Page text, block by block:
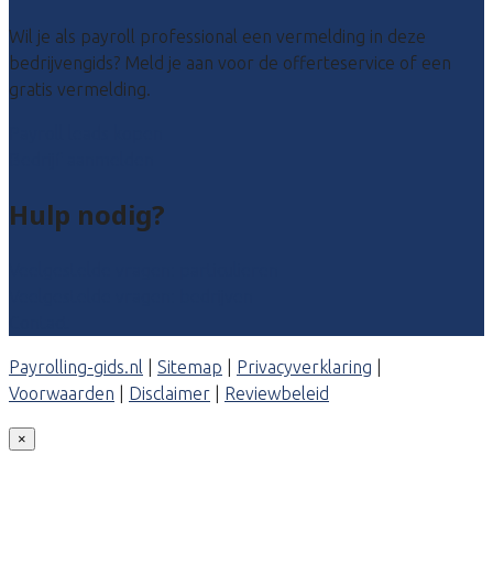
Wil je als payroll professional een vermelding in deze
bedrijvengids? Meld je aan voor de offerteservice of een
gratis vermelding.
Hulp nodig?
Payrolling-gids.nl Sitemap Privacyverklaring
Voorwaarden
Disclaimer Reviewbeleid
×